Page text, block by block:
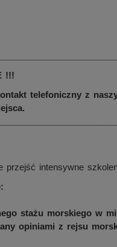
!!!
telefoniczny z
przejść intensywne
stażu morskiego w
opiniami z rejsu